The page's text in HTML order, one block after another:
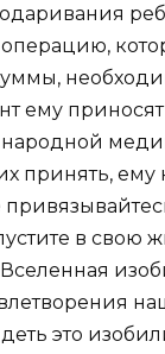
операцию,
ему
принять,
в свою
это